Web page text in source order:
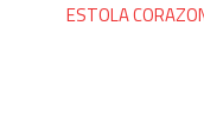
ESTOLA